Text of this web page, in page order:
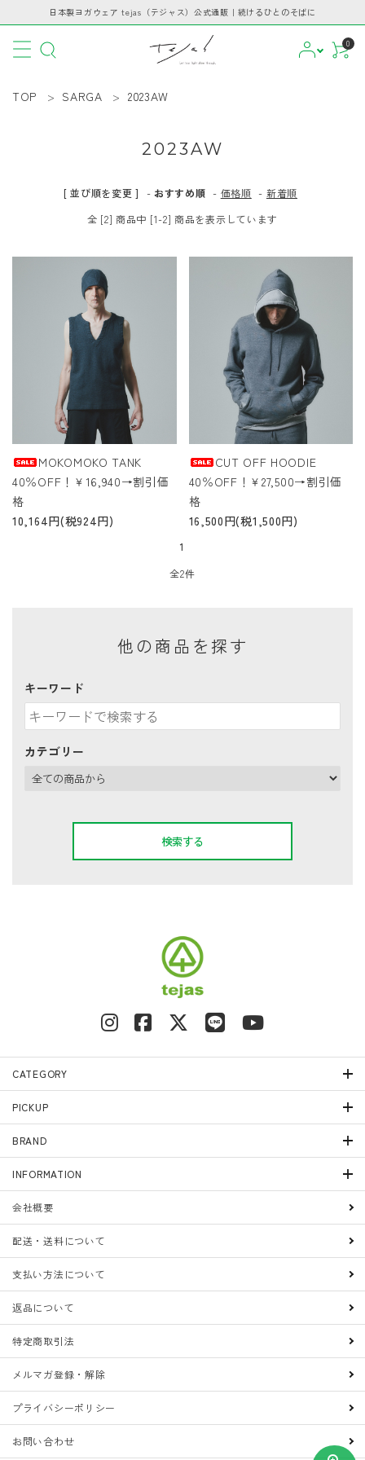
日本製ヨガウェア tejas（テジャス）公式通販｜続けるひとのそばに
0
INFORMATION
ACCOUNT MENU
ようこそ ゲスト 様
ログイン person
TOP SARGA 2023AW
2023AW
[ 並び順を変更 ] -おすすめ順 - 価格順 - 新着順
全 [2] 商品中 [1-2] 商品を表示しています
MOKOMOKO TANK
40％OFF！￥16,940→割引価
格
10,164円(税924円)
CUT OFF HOODIE
40％OFF！￥27,500→割引価
格
16,500円(税1,500円)
1
全2件
他の商品を探す
キーワード
カテゴリー
検索する
カテゴリー
CATEGORY
PICKUP
BRAND
INFORMATION
会社概要
配送・送料について
支払い方法について
返品について
特定商取引法
メルマガ登録・解除
プライバシーポリシー
お問い合わせ